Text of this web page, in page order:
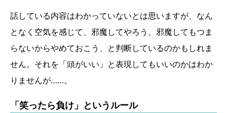
話している内容はわかっていないとは思いますが、なん
となく空気を感じて、邪魔してやろう、邪魔してもつま
らないからやめておこう、と判断しているのかもしれま
せん。それを「頭がいい」と表現してもいいのかはわか
りませんが……。
「笑ったら負け」というルール